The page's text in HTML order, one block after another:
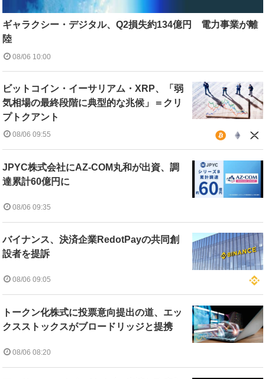
ギャラクシー・デジタル、Q2損失約134億円 電力事業が離
陸
08/06 10:00
ビットコイン・イーサリアム・XRP、「弱
気相場の最終段階に典型的な兆候」＝クリ
プトクアント
08/06 09:55
JPYC株式会社にAZ-COM丸和が出資、調
達累計60億円に
08/06 09:35
バイナンス、決済企業RedotPayの共同創
設者を提訴
08/06 09:05
トークン化株式に投票意向提出の道、エッ
クスストックスがブロードリッジと提携
08/06 08:20